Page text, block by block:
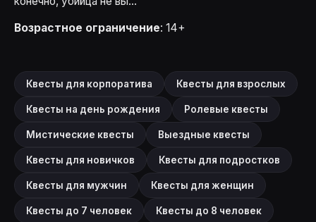
Возрастное ограничение: 14+
Квесты для корпоратива Квесты для взрослых
Квесты на день рождения Ролевые квесты
Мистические квесты Выездные квесты
Квесты для новичков Квесты для подростков
Квесты для мужчин Квесты для женщин
Квесты до 7 человек Квесты до 8 человек